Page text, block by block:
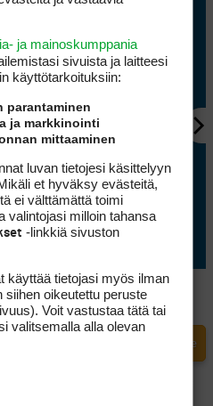
iski mainion
kunnon
ja mainoskumppania
sivuista ja laitteesi
käyttötarkoituksiin:
parantaminen
ja markkinointi
mittaaminen
luvan tietojesi käsittelyyn
et hyväksy evästeitä,
ei välttämättä toimi
valintojasi milloin tahansa
-linkkiä sivuston
käyttää tietojasi myös ilman
siihen oikeutettu peruste
Voit vastustaa tätä tai
valitsemalla alla olevan